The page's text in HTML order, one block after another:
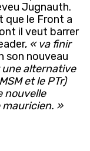
Jugnauth.
que le Front a
il veut barrer
« va finir
son nouveau
une alternative
et le PTr)
nouvelle
»